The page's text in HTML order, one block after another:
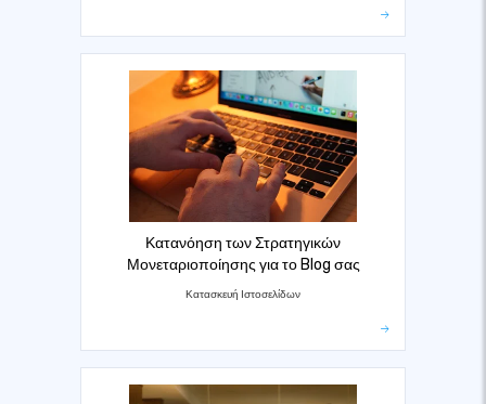
Κατανόηση των Στρατηγικών
Μονεταριοποίησης για το Blog σας
Κατασκευή Ιστοσελίδων